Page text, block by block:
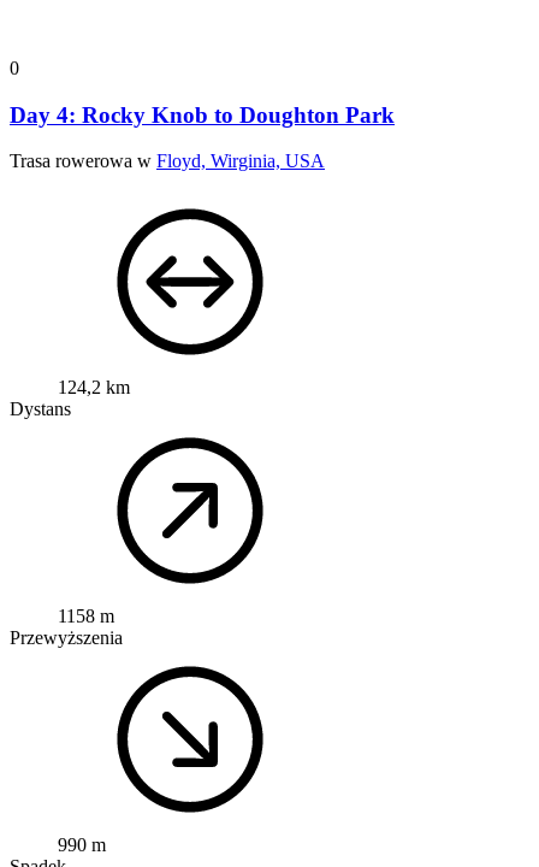
0
Day 4: Rocky Knob to Doughton Park
Trasa rowerowa w Floyd, Wirginia, USA
124,2 km
Dystans
1158 m
Przewyższenia
990 m